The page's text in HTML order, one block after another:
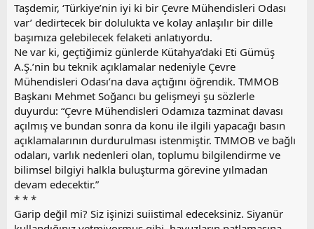
Taşdemir, ‘Türkiye’nin iyi ki bir Çevre Mühendisleri Odası
var’ dedirtecek bir dolulukta ve kolay anlaşılır bir dille
başımıza gelebilecek felaketi anlatıyordu.
Ne var ki, geçtiğimiz günlerde Kütahya’daki Eti Gümüş
A.Ş.’nin bu teknik açıklamalar nedeniyle Çevre
Mühendisleri Odası’na dava açtığını öğrendik. TMMOB
Başkanı Mehmet Soğancı bu gelişmeyi şu sözlerle
duyurdu: “Çevre Mühendisleri Odamıza tazminat davası
açılmış ve bundan sonra da konu ile ilgili yapacağı basın
açıklamalarının durdurulması istenmiştir. TMMOB ve bağlı
odaları, varlık nedenleri olan, toplumu bilgilendirme ve
bilimsel bilgiyi halkla buluşturma görevine yılmadan
devam edecektir.”
* * *
Garip değil mi? Siz işinizi suiistimal edeceksiniz. Siyanür